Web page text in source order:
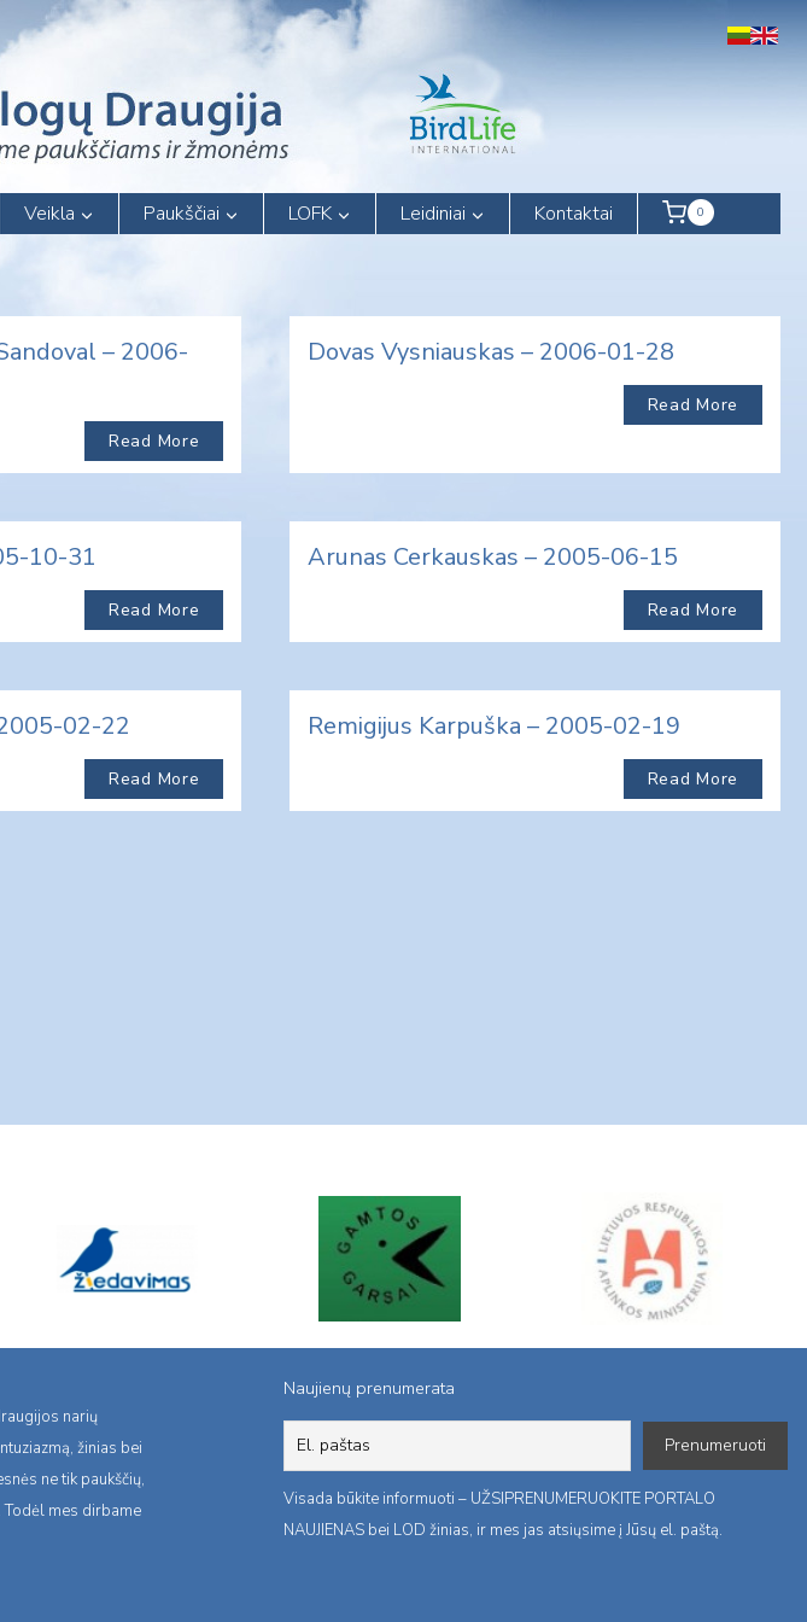
Veikla Paukščiai LOFK Leidiniai Kontaktai 0
– 2006-
Read More
Dovas Vysniauskas – 2006-01-28
Read More
10-31
Read More
Arunas Cerkauskas – 2005-06-15
Read More
02-22
Read More
Remigijus Karpuška – 2005-02-19
Read More
narių
žinias bei
ne tik paukščių,
mes dirbame
Naujienų prenumerata
Visada būkite informuoti – UŽSIPRENUMERUOKITE PORTALO
NAUJIENAS bei LOD žinias, ir mes jas atsiųsime į Jūsų el. paštą.